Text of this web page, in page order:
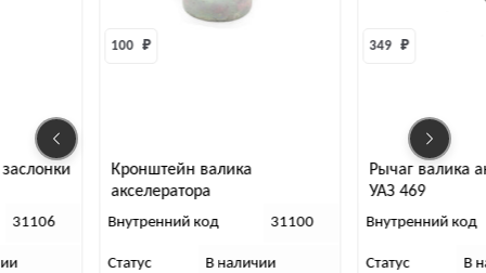
31106
Кронштейн валика
акселератора
100 ₽
Внутренний код 31100
Статус В наличии
Рычаг валика
УАЗ 469
349 ₽
Внутренний код
Статус В